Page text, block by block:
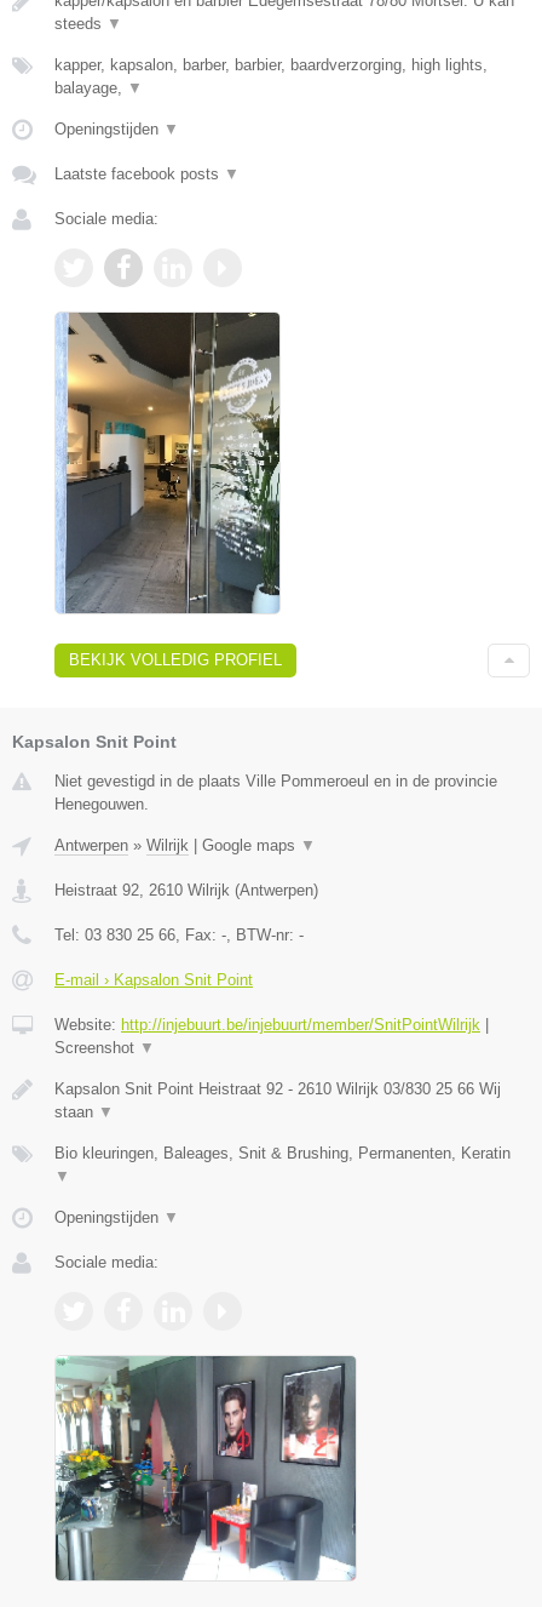
steeds ▼
kapper, kapsalon, barber, barbier, baardverzorging, high lights,
balayage, ▼
Openingstijden ▼
Laatste facebook posts ▼
Sociale media:
BEKIJK VOLLEDIG PROFIEL
Kapsalon Snit Point
Niet gevestigd in de plaats Ville Pommeroeul en in de provincie
Henegouwen.
Antwerpen » Wilrijk | Google maps ▼
Heistraat 92 2610 Wilrijk (Antwerpen)
Tel: 03 830 25 66 , Fax: - , BTW-nr: -
E-mail › Kapsalon Snit Point
Website: http://injebuurt.be/injebuurt/member/SnitPointWilrijk |
Screenshot ▼
Kapsalon Snit Point Heistraat 92 - 2610 Wilrijk 03/830 25 66 Wij
staan ▼
Bio kleuringen, Baleages, Snit & Brushing, Permanenten, Keratin
▼
Openingstijden ▼
Sociale media: